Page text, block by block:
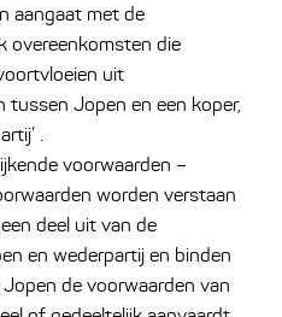
aangaat met de
overeenkomsten die
uit
Jopen en een koper,
.
voorwaarden –
worden verstaan
deel uit van de
en wederpartij en binden
de voorwaarden van